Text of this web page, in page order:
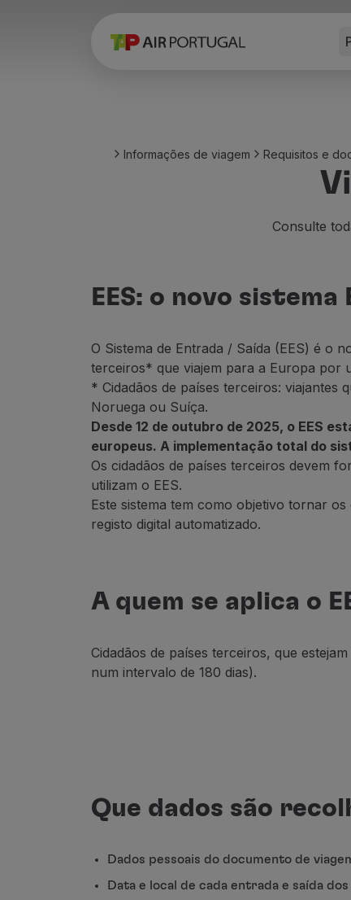
Reservar
Ponte Aérea
Grávidas
Requisitos e documentação
Voar em Business
Voar em Economy Prime
Voar em Economy
Refeições a bordo
Entretenimento
Wi-Fi
Gerir reserva
Gestão da Reserva
Extras e Upgrades
Fatura online
Alojamento
Check-in
TAP Miles&Go
Programa TAP Miles&Go
Central de ajuda
Pedidos e reclamações
Contactos
Informações úteis
Informações de viagem Requisitos e
Consulte
EES: o novo
O Sistema de Entrada / Saída (EES) é o
terceiros* que viajem para a Europa por
* Cidadãos de países terceiros: viajantes
Noruega ou Suíça.
Desde 12 de outubro de 2025, o EES
europeus. A implementação total do
Os cidadãos de países terceiros devem
utilizam o EES.
Este sistema tem como objetivo tornar
registo digital automatizado.
A quem se aplica o
Cidadãos de países terceiros, que
num intervalo de 180 dias).
Que dados são
Dados pessoais do documento de
Data e local de cada entrada e saída